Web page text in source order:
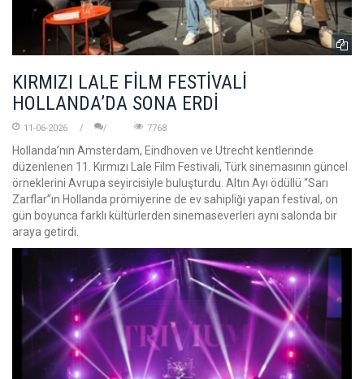
KIRMIZI LALE FİLM FESTİVALİ
HOLLANDA’DA SONA ERDİ
11-06-2026 7768
Hollanda’nın Amsterdam, Eindhoven ve Utrecht kentlerinde
düzenlenen 11. Kırmızı Lale Film Festivali, Türk sinemasının güncel
örneklerini Avrupa seyircisiyle buluşturdu. Altın Ayı ödüllü “Sarı
Zarflar”ın Hollanda prömiyerine de ev sahipliği yapan festival, on
gün boyunca farklı kültürlerden sinemaseverleri aynı salonda bir
araya getirdi.